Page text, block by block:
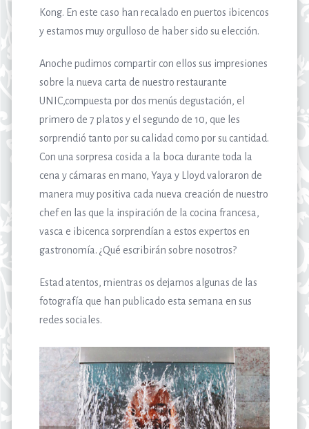
Kong. En este caso han recalado en puertos ibicencos
y estamos muy orgulloso de haber sido su elección.
Anoche pudimos compartir con ellos sus impresiones
sobre la nueva carta de nuestro restaurante
UNIC,compuesta por dos menús degustación, el
primero de 7 platos y el segundo de 10, que les
sorprendió tanto por su calidad como por su cantidad.
Con una sorpresa cosida a la boca durante toda la
cena y cámaras en mano, Yaya y Lloyd valoraron de
manera muy positiva cada nueva creación de nuestro
chef en las que la inspiración de la cocina francesa,
vasca e ibicenca sorprendían a estos expertos en
gastronomía. ¿Qué escribirán sobre nosotros?
Estad atentos, mientras os dejamos algunas de las
fotografía que han publicado esta semana en sus
redes sociales.